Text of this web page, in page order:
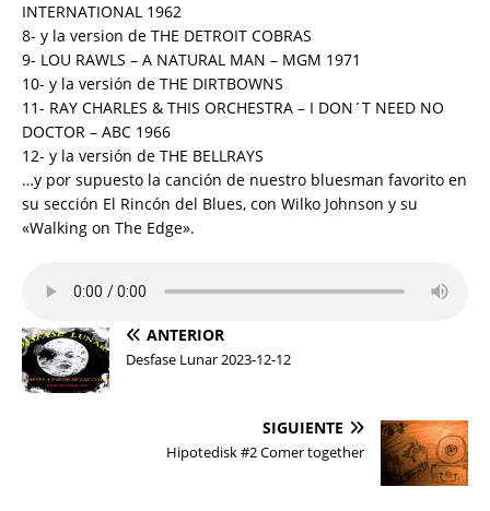
INTERNATIONAL 1962
8- y la version de THE DETROIT COBRAS
9- LOU RAWLS – A NATURAL MAN – MGM 1971
10- y la versión de THE DIRTBOWNS
11- RAY CHARLES & THIS ORCHESTRA – I DON´T NEED NO
DOCTOR – ABC 1966
12- y la versión de THE BELLRAYS
…y por supuesto la canción de nuestro bluesman favorito en
su sección El Rincón del Blues, con Wilko Johnson y su
«Walking on The Edge».
ANTERIOR
Desfase Lunar 2023-12-12
SIGUIENTE
Hipotedisk #2 Comer together